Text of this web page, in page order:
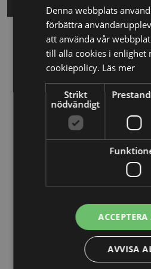
Relaterade nyheter
13/10/2025
Nya
svenska företag – lär
upphandlingar med
Detta innebär
Momsdeklarationer
Denna webbplats
förbättra
att använda vår
till alla cookies i enlighet
cookiepolicy. Läs mer
Strikt
nödvändigt
AVVISA